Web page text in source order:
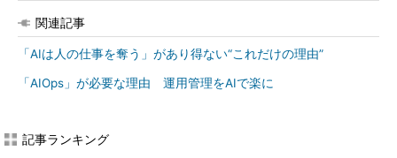
関連記事
「AIは人の仕事を奪う」があり得ない“これだけの理由”
「AIOps」が必要な理由 運用管理をAIで楽に
記事ランキング